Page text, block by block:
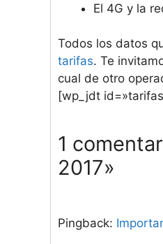
El 4G y la
Todos los datos
tarifas. Te
cual de otro
[wp_jdt
1
2017»
Pingback: